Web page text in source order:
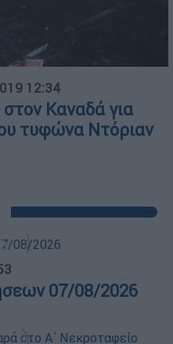
12:34
Καναδά για
τυφώνα Ντόριαν
07/08/2026